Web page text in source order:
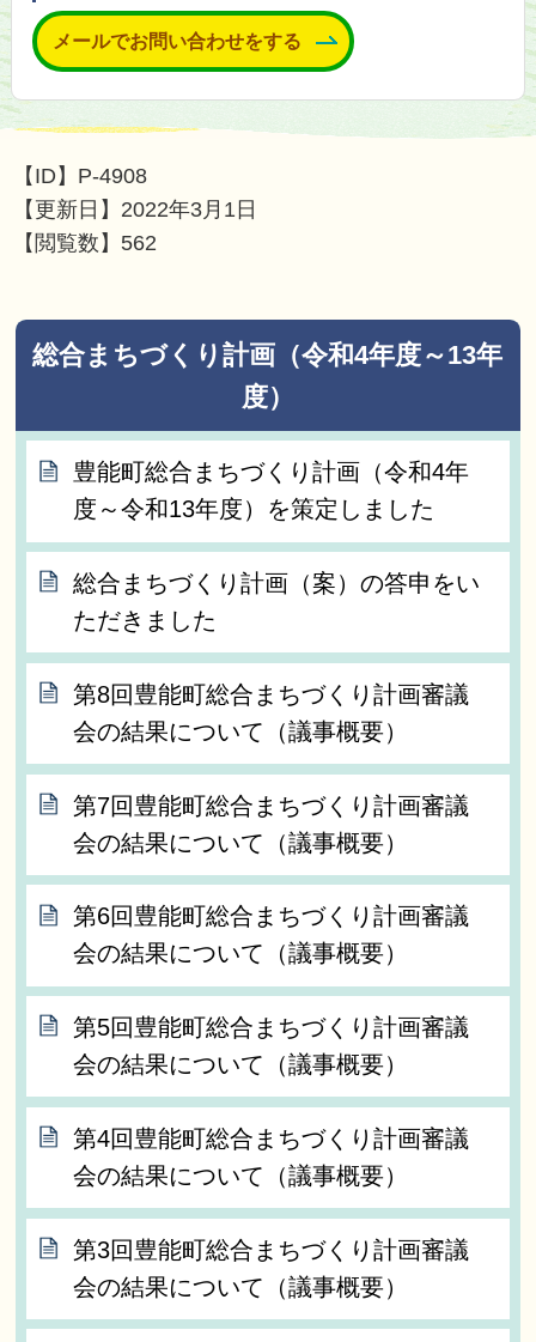
メールでお問い合わせをする
【ID】 P-4908
【更新日】 2022年3月1日
【閲覧数】 562
総合まちづくり計画（令和4年度～13年
度）
豊能町総合まちづくり計画（令和4年
度～令和13年度）を策定しました
総合まちづくり計画（案）の答申をい
ただきました
第8回豊能町総合まちづくり計画審議
会の結果について（議事概要）
第7回豊能町総合まちづくり計画審議
会の結果について（議事概要）
第6回豊能町総合まちづくり計画審議
会の結果について（議事概要）
第5回豊能町総合まちづくり計画審議
会の結果について（議事概要）
第4回豊能町総合まちづくり計画審議
会の結果について（議事概要）
第3回豊能町総合まちづくり計画審議
会の結果について（議事概要）